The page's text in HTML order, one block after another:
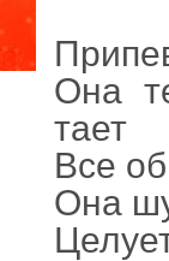
Она
тает
Все
Она